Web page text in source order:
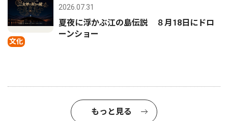
文化
2026.07.31
夏夜に浮かぶ江の島伝説 ８月18日にドロ
ーンショー
もっと見る